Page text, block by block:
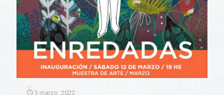
3 marzo, 2022